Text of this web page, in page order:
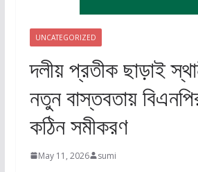
UNCATEGORIZED
দলীয় প্রতীক ছাড়াই
নতুন বাস্তবতায়
কঠিন সমীকরণ
May 11, 2026 sumi